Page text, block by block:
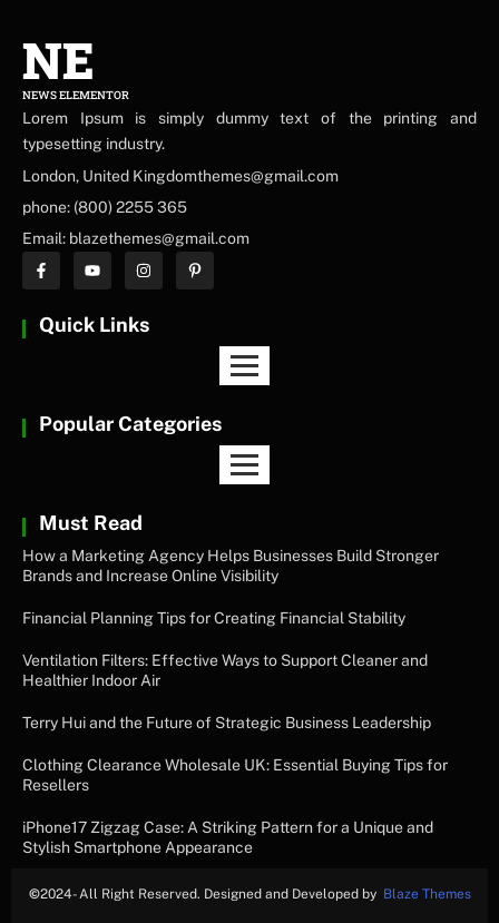
NE
NEWS ELEMENTOR
Lorem Ipsum is simply dummy text of the printing and
typesetting industry.
London, United Kingdomthemes@gmail.com
phone: (800) 2255 365
Email: blazethemes@gmail.com
Quick Links
Popular Categories
Must Read
How a Marketing Agency Helps Businesses Build Stronger
Brands and Increase Online Visibility
Financial Planning Tips for Creating Financial Stability
Ventilation Filters: Effective Ways to Support Cleaner and
Healthier Indoor Air
Terry Hui and the Future of Strategic Business Leadership
Clothing Clearance Wholesale UK: Essential Buying Tips for
Resellers
iPhone17 Zigzag Case: A Striking Pattern for a Unique and
Stylish Smartphone Appearance
©2024- All Right Reserved. Designed and Developed by Blaze Themes